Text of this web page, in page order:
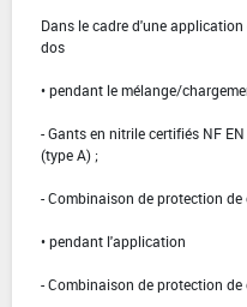
Dans le cadre d'une
dos
• pendant le mélange/
- Gants en nitrile certifiés NF
(type A) ;
- Combinaison de protection de
• pendant l'application
- Combinaison de protection